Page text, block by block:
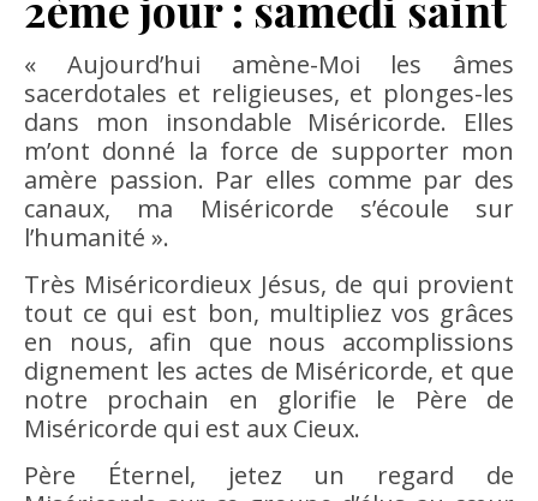
« Aujourd’hui amène-Moi les âmes
sacerdotales et religieuses, et plonges-les
dans mon insondable Miséricorde. Elles
m’ont donné la force de supporter mon
amère passion. Par elles comme par des
canaux, ma Miséricorde s’écoule sur
l’humanité ».
Très Miséricordieux Jésus, de qui provient
tout ce qui est bon, multipliez vos grâces
en nous, afin que nous accomplissions
dignement les actes de Miséricorde, et que
notre prochain en glorifie le Père de
Miséricorde qui est aux Cieux.
Père Éternel, jetez un regard de